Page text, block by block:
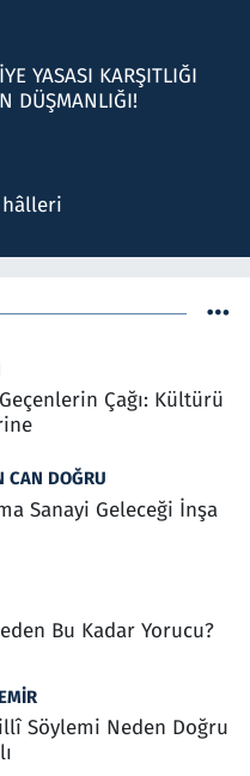
YASASI KARŞITLIĞI
DÜŞMANLIĞI!
Çağı: Kültürü
CAN DOĞRU
Sanayi Geleceği İnşa
Bu Kadar Yorucu?
Söylemi Neden Doğru